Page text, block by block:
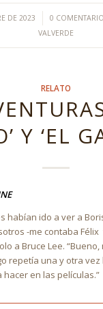
DE 2023 0 /
VALVERDE
RELATO
Y ‘EL
habían ido a ver a
-me contaba Félix
a Bruce Lee.
repetía una y otra
hacer en las películas.”